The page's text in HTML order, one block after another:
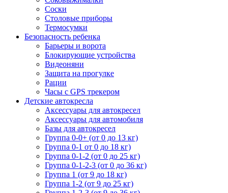
Соски
Столовые приборы
Термосумки
Безопасность ребенка
Барьеры и ворота
Блокирующие устройства
Видеоняни
Защита на прогулке
Рации
Часы с GPS трекером
Детские автокресла
Аксессуары для автокресел
Аксессуары для автомобиля
Базы для автокресел
Группа 0-0+ (от 0 до 13 кг)
Группа 0-1 от 0 до 18 кг)
Группа 0-1-2 (от 0 до 25 кг)
Группа 0-1-2-3 (от 0 до 36 кг)
Группа 1 (от 9 до 18 кг)
Группа 1-2 (от 9 до 25 кг)